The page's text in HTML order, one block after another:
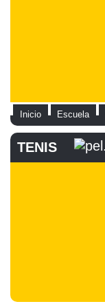
Inicio Escuela
TENIS